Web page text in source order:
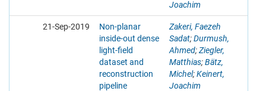
Joachim
21-Sep-2019
Non-planar
inside-out dense
light-field
dataset and
reconstruction
pipeline
Zakeri, Faezeh
Sadat;Durmush,
Ahmed;Ziegler,
Matthias;Bätz,
Michel;Keinert,
Joachim